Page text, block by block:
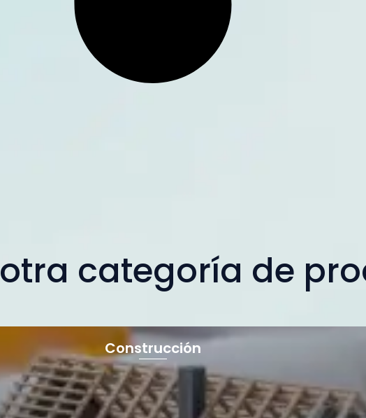
categoría de
Construcción